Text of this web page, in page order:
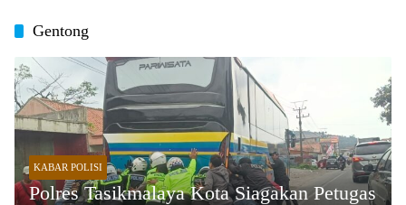
Gentong
KABAR POLISI
Polres Tasikmalaya Kota Siagakan Petugas